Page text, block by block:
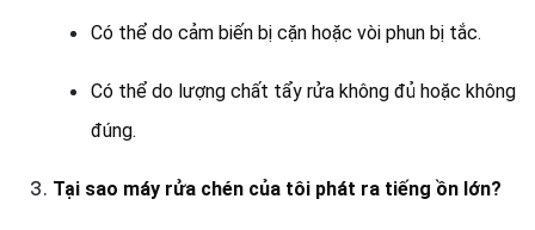
Có thể do cảm biến bị cặn hoặc vòi phun bị tắc.
Có thể do lượng chất tẩy rửa không đủ hoặc không
đúng.
Tại sao máy rửa chén của tôi phát ra tiếng ồn lớn?